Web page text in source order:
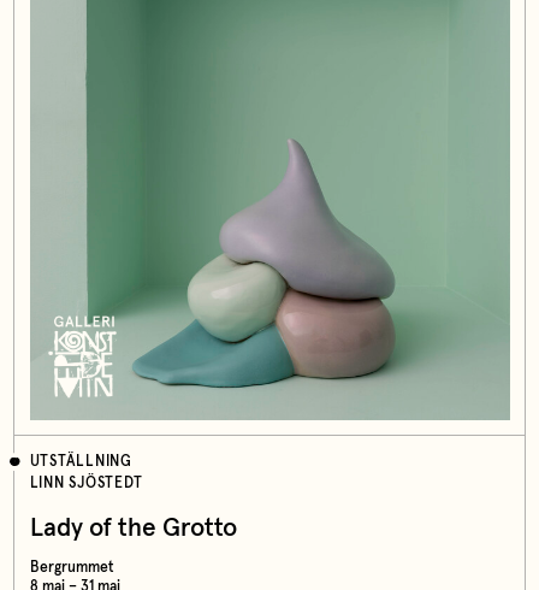
UTSTÄLLNING
LINN SJÖSTEDT
Lady of the Grotto
Bergrummet